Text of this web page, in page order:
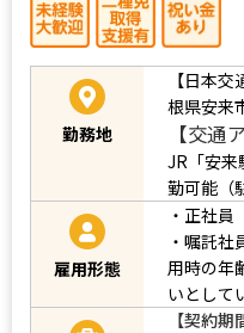
勤務地
【日本
根県安来
【交通
JR「安来
勤可能（
雇用形態
・正社員
・嘱託社
用時の年
いとして
【契約